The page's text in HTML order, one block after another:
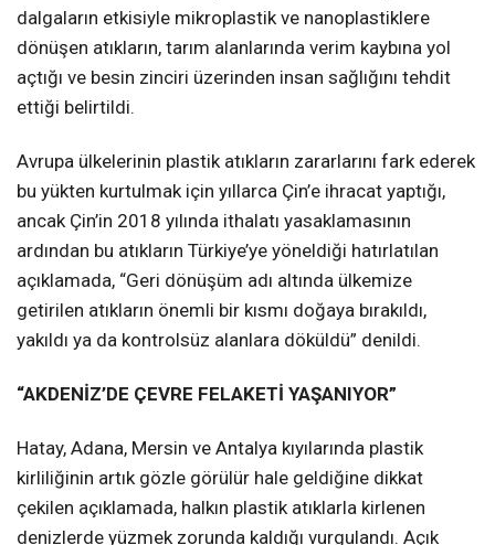
dalgaların etkisiyle mikroplastik ve nanoplastiklere
dönüşen atıkların, tarım alanlarında verim kaybına yol
açtığı ve besin zinciri üzerinden insan sağlığını tehdit
ettiği belirtildi.
Avrupa ülkelerinin plastik atıkların zararlarını fark ederek
bu yükten kurtulmak için yıllarca Çin’e ihracat yaptığı,
ancak Çin’in 2018 yılında ithalatı yasaklamasının
ardından bu atıkların Türkiye’ye yöneldiği hatırlatılan
açıklamada, “Geri dönüşüm adı altında ülkemize
getirilen atıkların önemli bir kısmı doğaya bırakıldı,
yakıldı ya da kontrolsüz alanlara döküldü” denildi.
“AKDENİZ’DE ÇEVRE FELAKETİ YAŞANIYOR”
Hatay, Adana, Mersin ve Antalya kıyılarında plastik
kirliliğinin artık gözle görülür hale geldiğine dikkat
çekilen açıklamada, halkın plastik atıklarla kirlenen
denizlerde yüzmek zorunda kaldığı vurgulandı. Açık